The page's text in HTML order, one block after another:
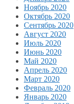
Ноябрь 2020
Октябрь 2020
Сентябрь 2020
Август 2020
Июль 2020
Июнь 2020
Май 2020
Апрель 2020
Март 2020
Февраль 2020
Январь 2020